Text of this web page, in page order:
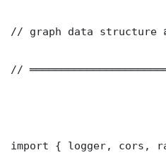
// graph data structure
//
import { logger, cors,